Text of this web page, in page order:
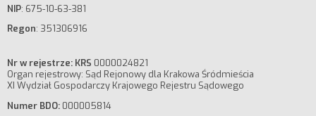
NIP: 675-10-63-381
Regon: 351306916
Nr w rejestrze: KRS 0000024821
Organ rejestrowy: Sąd Rejonowy dla Krakowa Śródmieścia
XI Wydział Gospodarczy Krajowego Rejestru Sądowego
Numer BDO: 000005814